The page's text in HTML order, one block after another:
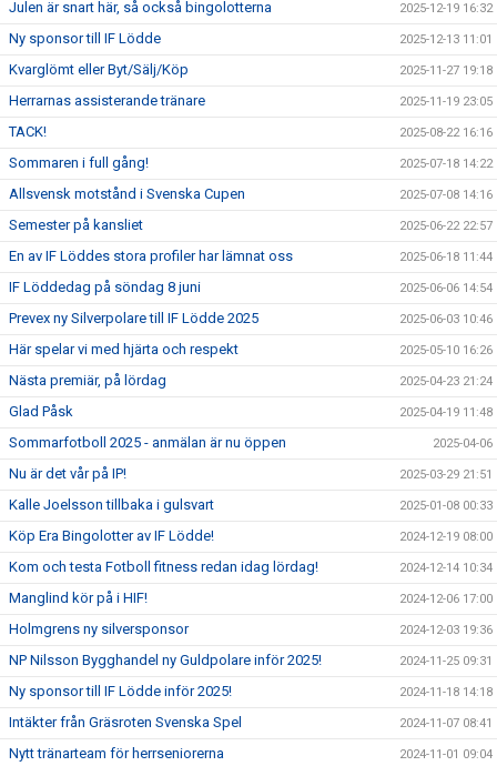
Julen är snart här, så också bingolotterna 2025-12-19 16:32
Ny sponsor till IF Lödde 2025-12-13 11:01
Kvarglömt eller Byt/Sälj/Köp 2025-11-27 19:18
Herrarnas assisterande tränare 2025-11-19 23:05
TACK! 2025-08-22 16:16
Sommaren i full gång! 2025-07-18 14:22
Allsvensk motstånd i Svenska Cupen 2025-07-08 14:16
Semester på kansliet 2025-06-22 22:57
En av IF Löddes stora profiler har lämnat oss 2025-06-18 11:44
IF Löddedag på söndag 8 juni 2025-06-06 14:54
Prevex ny Silverpolare till IF Lödde 2025 2025-06-03 10:46
Här spelar vi med hjärta och respekt 2025-05-10 16:26
Nästa premiär, på lördag 2025-04-23 21:24
Glad Påsk 2025-04-19 11:48
Sommarfotboll 2025 - anmälan är nu öppen 2025-04-06
Nu är det vår på IP! 2025-03-29 21:51
Kalle Joelsson tillbaka i gulsvart 2025-01-08 00:33
Köp Era Bingolotter av IF Lödde! 2024-12-19 08:00
Kom och testa Fotboll fitness redan idag lördag! 2024-12-14 10:34
Manglind kör på i HIF! 2024-12-06 17:00
Holmgrens ny silversponsor 2024-12-03 19:36
NP Nilsson Bygghandel ny Guldpolare inför 2025! 2024-11-25 09:31
Ny sponsor till IF Lödde inför 2025! 2024-11-18 14:18
Intäkter från Gräsroten Svenska Spel 2024-11-07 08:41
Nytt tränarteam för herrseniorerna 2024-11-01 09:04